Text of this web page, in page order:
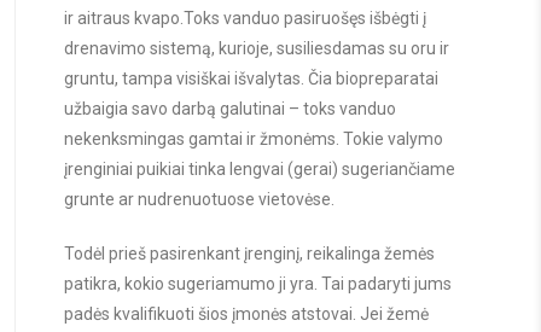
ir aitraus kvapo.Toks vanduo pasiruošęs išbėgti į
drenavimo sistemą, kurioje, susiliesdamas su oru ir
gruntu, tampa visiškai išvalytas. Čia biopreparatai
užbaigia savo darbą galutinai – toks vanduo
nekenksmingas gamtai ir žmonėms. Tokie valymo
įrenginiai puikiai tinka lengvai (gerai) sugeriančiame
grunte ar nudrenuotuose vietovėse.
Todėl prieš pasirenkant įrenginį, reikalinga žemės
patikra, kokio sugeriamumo ji yra. Tai padaryti jums
padės kvalifikuoti šios įmonės atstovai. Jei žemė